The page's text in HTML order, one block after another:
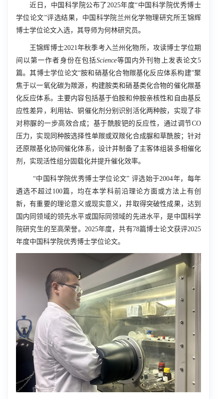
近日，中国科学院公布了2025年度“中国科学院优秀博士
学位论文”评选结果，中国科学院兰州化学物理研究所王锦辉
博士学位论文入选，其导师为何林研究员。
王锦辉博士2021年秋季考入兰州化物所，攻读博士学位期
间以第一作者身份在包括Science等国内外刊物上发表论文5
篇。其博士学位论文“胺和硝基化合物羰基化反应体系构建”聚
焦于以一氧化碳为羰源，构建胺类和硝基类化合物的催化羰基
化反应体系。主要内容包括基于伯胺和仲胺亲核性和自由基反
应性差异，利用钴、铜催化剂分别识别活化两种胺，实现了非
对称脲的一步高效合成；基于酰胺钯的反应性，通过调节CO
压力，实现同种胺选择性单羰或双羰化合成脲和草酰胺；针对
还原羰基化协同催化体系，设计并制备了主客体组装多相催化
剂，实现活性组分固载化并提升催化效率。
“中国科学院优秀博士学位论文” 评选始于2004年，每年
遴选不超过 100篇，均在本学科前沿理论方面或方法上有创
新，有重要的理论意义或现实意义，并取得突破性成果，达到
国内同领域的领先水平或国际同领域的先进水平，是中国科学
院研究生的至高荣誉。 2025年度，共有78篇博士论文获评2025
年度中国科学院优秀博士学位论文。